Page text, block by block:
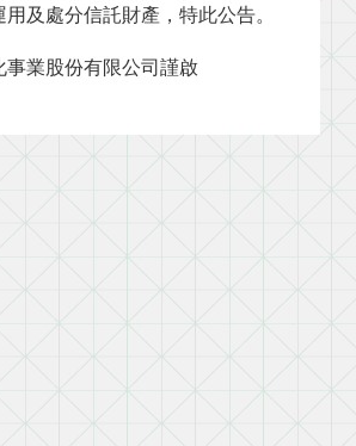
及處分信託財產，特此公告。
事業股份有限公司謹啟